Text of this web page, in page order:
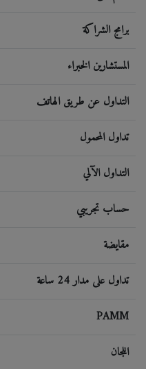
برامج الشراكة
المستشارين الخبراء
التداول عن طريق الهاتف
تداول المحمول
التداول الآلي
حساب تجريبي
مقايضة
تداول على مدار 24 ساعة
PAMM
اللجان